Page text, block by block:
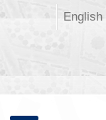
English